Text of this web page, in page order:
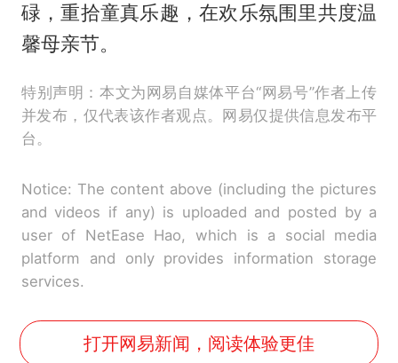
碌，重拾童真乐趣，在欢乐氛围里共度温
馨母亲节。
特别声明：本文为网易自媒体平台“网易号”作者上传
并发布，仅代表该作者观点。网易仅提供信息发布平
台。
Notice: The content above (including the pictures
and videos if any) is uploaded and posted by a
user of NetEase Hao, which is a social media
platform and only provides information storage
services.
打开网易新闻，阅读体验更佳